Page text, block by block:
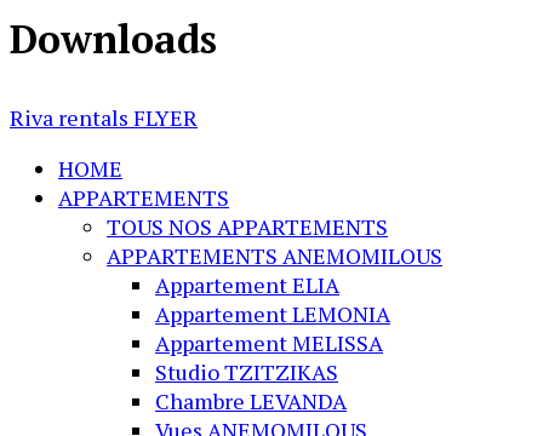
Downloads
Riva rentals FLYER
HOME
APPARTEMENTS
TOUS NOS APPARTEMENTS
APPARTEMENTS ANEMOMILOUS
Appartement ELIA
Appartement LEMONIA
Appartement MELISSA
Studio TZITZIKAS
Chambre LEVANDA
Vues ANEMOMILOUS